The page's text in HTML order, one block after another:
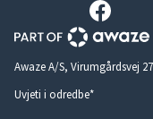
Awaze A/S, Virumgårdsvej
Uvjeti i odredbe*